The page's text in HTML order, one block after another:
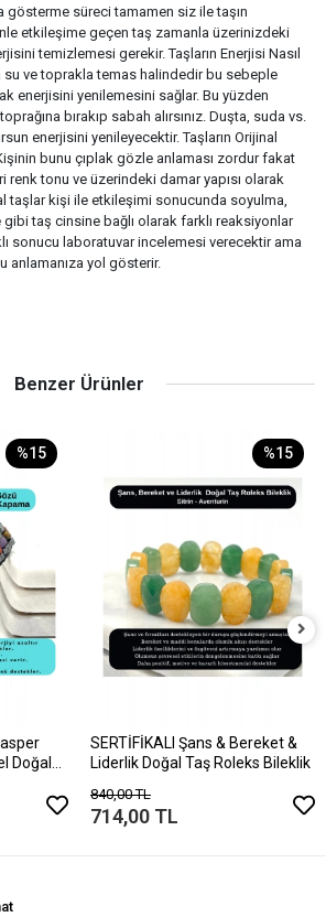
gösterme süreci tamamen siz ile taşın
etkileşime geçen taş zamanla üzerinizdeki
temizlemesi gerekir. Taşların Enerjisi Nasıl
su ve toprakla temas halindedir bu sebeple
enerjisini yenilemesini sağlar. Bu yüzden
bırakıp sabah alırsınız. Duşta, suda vs.
enerjisini yenileyecektir. Taşların Orijinal
bunu çıplak gözle anlaması zordur fakat
renk tonu ve üzerindeki damar yapısı olarak
taşlar kişi ile etkileşimi sonucunda soyulma,
gibi taş cinsine bağlı olarak farklı reaksiyonlar
sonucu laboratuvar incelemesi verecektir ama
anlamanıza yol gösterir.
Benzer Ürünler
%15
Doğal
%15
SERTİFİKALI Şans & Bereket &
Liderlik Doğal Taş Roleks Bileklik
840,00 TL
714,00 TL